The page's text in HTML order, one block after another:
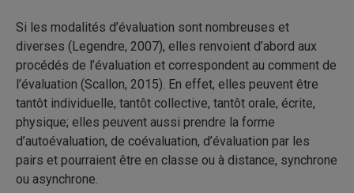
Si les modalités d’évaluation sont nombreuses et
diverses (Legendre, 2007), elles renvoient d’abord aux
procédés de l’évaluation et correspondent au comment de
l’évaluation (Scallon, 2015). En effet, elles peuvent être
tantôt individuelle, tantôt collective, tantôt orale, écrite,
physique; elles peuvent aussi prendre la forme
d’autoévaluation, de coévaluation, d’évaluation par les
pairs et pourraient être en classe ou à distance, synchrone
ou asynchrone.